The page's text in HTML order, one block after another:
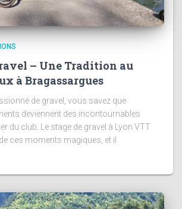
– Une Tradition au
à Bragassargues
de gravel, vous savez que
deviennent des incontournables
du club. Le stage de gravel à Lyon VTT
ces moments magiques, et il